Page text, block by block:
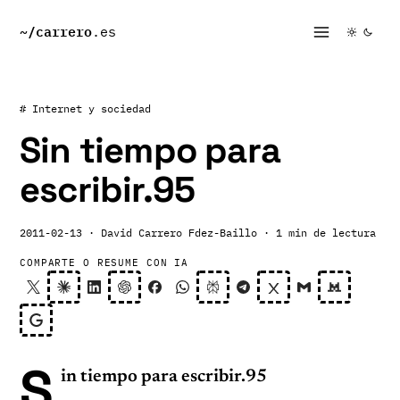
~/carrero.es
# Internet y sociedad
Sin tiempo para
escribir.95
2011-02-13 · David Carrero Fdez-Baillo · 1 min de lectura
COMPARTE O RESUME CON IA
in tiempo para escribir.95